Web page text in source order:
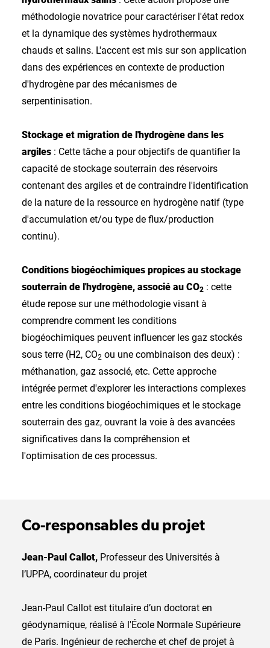
méthodologie novatrice pour caractériser l'état redox
et la dynamique des systèmes hydrothermaux
chauds et salins. L'accent est mis sur son application
dans des expériences en contexte de production
d'hydrogène par des mécanismes de
serpentinisation.
Stockage et migration de l'hydrogène dans les
argiles : Cette tâche a pour objectifs de quantifier la
capacité de stockage souterrain des réservoirs
contenant des argiles et de contraindre l'identification
de la nature de la ressource en hydrogène natif (type
d'accumulation et/ou type de flux/production
continu).
Conditions biogéochimiques propices au stockage
souterrain de l'hydrogène, associé au CO2 : cette
étude repose sur une méthodologie visant à
comprendre comment les conditions
biogéochimiques peuvent influencer les gaz stockés
sous terre (H2, CO2 ou une combinaison des deux) :
méthanation, gaz associé, etc. Cette approche
intégrée permet d'explorer les interactions complexes
entre les conditions biogéochimiques et le stockage
souterrain des gaz, ouvrant la voie à des avancées
significatives dans la compréhension et
l'optimisation de ces processus.
Co-responsables du projet
Jean-Paul Callot, Professeur des Universités à
l’UPPA, coordinateur du projet
Jean-Paul Callot est titulaire d’un doctorat en
géodynamique, réalisé à l'École Normale Supérieure
de Paris. Ingénieur de recherche et chef de projet à